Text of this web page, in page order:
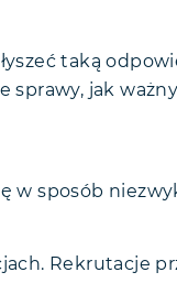
taką
sprawy, jak
w sposób
Rekrutacje